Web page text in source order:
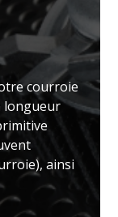
courroie
longueur
ainsi